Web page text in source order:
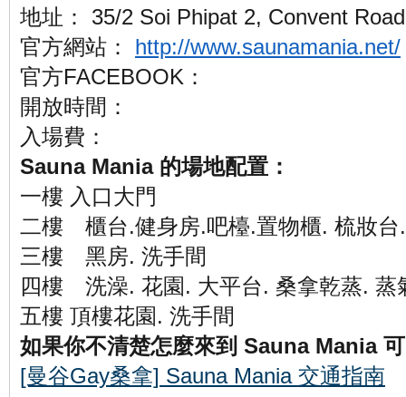
地址： 35/2 Soi Phipat 2, Convent
官方網站： http://www.saunamania.net/
官方FACEBOOK：
開放時間：
入場費：
Sauna Mania 的場地配置：
一樓 入口大門
二樓 櫃台.健身房.吧檯.置物櫃. 梳妝台
三樓 黑房. 洗手間
四樓 洗澡. 花園. 大平台. 桑拿乾蒸. 蒸
五樓 頂樓花園. 洗手間
如果你不清楚怎麼來到 Sauna Mania
[曼谷Gay桑拿] Sauna Mania 交通指南